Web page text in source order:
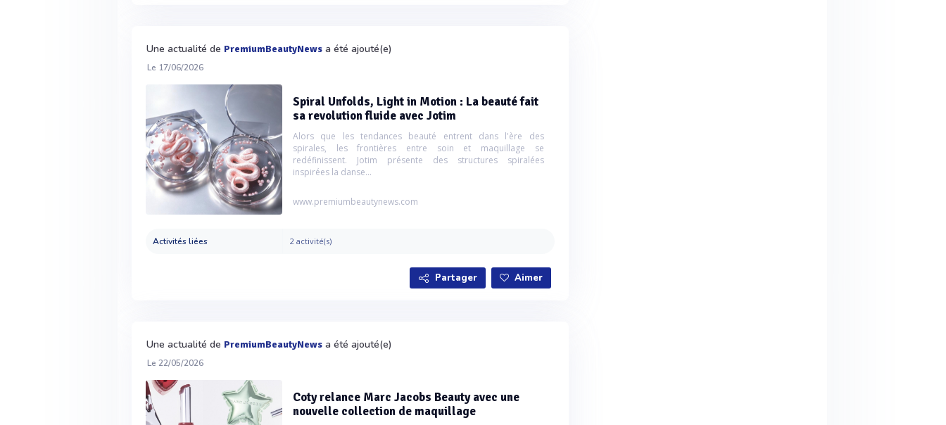
Une actualité de PremiumBeautyNews a été ajouté(e)
Le 17/06/2026
Spiral Unfolds, Light in Motion : La beauté fait
sa revolution fluide avec Jotim
Alors que les tendances beauté entrent dans l'ère des
spirales, les frontières entre soin et maquillage se
redéfinissent. Jotim présente des structures spiralées
inspirées la danse...
www.premiumbeautynews.com
Activités liées 2 activité(s)
Partager Aimer
Une actualité de PremiumBeautyNews a été ajouté(e)
Le 22/05/2026
Coty relance Marc Jacobs Beauty avec une
nouvelle collection de maquillage